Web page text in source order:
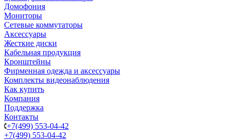
Домофония
Мониторы
Сетевые коммутаторы
Аксессуары
Жесткие диски
Кабельная продукция
Кронштейны
Фирменная одежда и аксессуары
Комплекты видеонаблюдения
Как купить
Компания
Поддержка
Контакты
+7(499) 553-04-42
+7(499) 553-04-42